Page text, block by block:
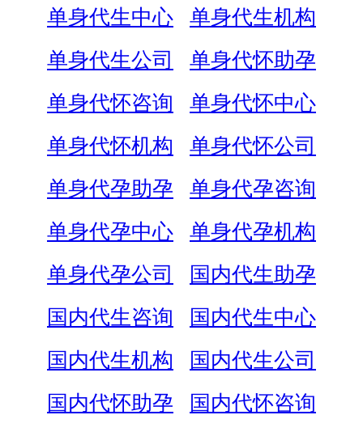
单身代生中心
单身代生机构
单身代生公司
单身代怀助孕
单身代怀咨询
单身代怀中心
单身代怀机构
单身代怀公司
单身代孕助孕
单身代孕咨询
单身代孕中心
单身代孕机构
单身代孕公司
国内代生助孕
国内代生咨询
国内代生中心
国内代生机构
国内代生公司
国内代怀助孕
国内代怀咨询